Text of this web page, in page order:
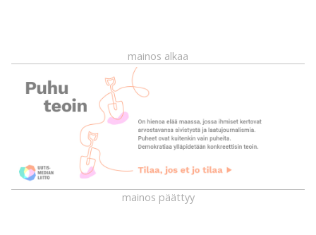
mainos alkaa
mainos päättyy